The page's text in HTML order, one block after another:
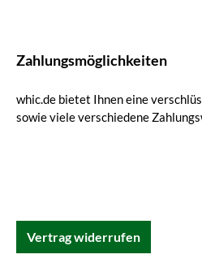
Zahlungsmöglichkeiten
whic.de bietet Ihnen eine
sowie viele verschiedene
Vertrag widerrufen